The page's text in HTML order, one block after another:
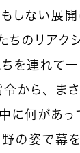
しない展
ちのリアク
ちを連れて
から、まさ
に何があっ
の姿で幕